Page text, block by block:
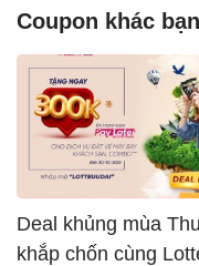
Coupon khác
Deal khủng mùa
khắp chốn cùng